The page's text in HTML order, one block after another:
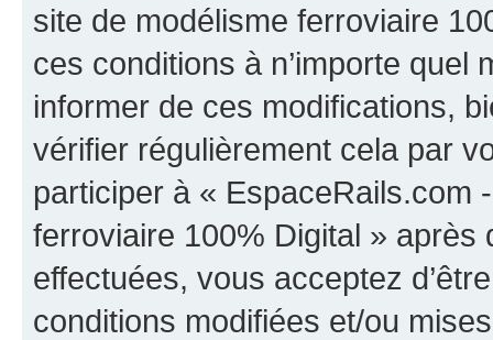
site de modélisme ferroviaire
ces conditions à n’importe
informer de ces modifications,
vérifier régulièrement cela par
participer à « EspaceRails.com
ferroviaire 100% Digital » après
effectuées, vous acceptez
conditions modifiées et/ou